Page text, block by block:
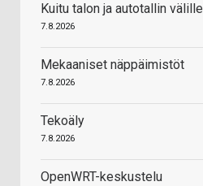
Kuitu talon ja autotallin välille
7.8.2026
Mekaaniset näppäimistöt
7.8.2026
Tekoäly
7.8.2026
OpenWRT-keskustelu